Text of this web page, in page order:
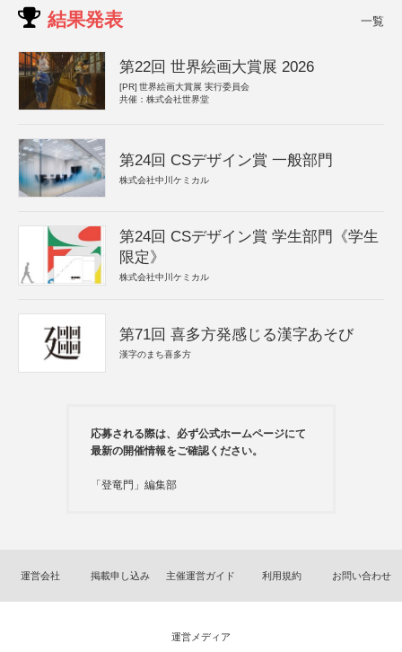
結果発表 一覧
第22回 世界絵画大賞展 2026
[PR] 世界絵画大賞展 実行委員会
共催：株式会社世界堂
第24回 CSデザイン賞 一般部門
株式会社中川ケミカル
第24回 CSデザイン賞 学生部門《学生
限定》
株式会社中川ケミカル
第71回 喜多方発感じる漢字あそび
漢字のまち喜多方
応募される際は、必ず公式ホームページにて
最新の開催情報をご確認ください。
「登竜門」編集部
運営会社 掲載申し込み 主催運営ガイド 利用規約 お問い合わせ
運営メディア